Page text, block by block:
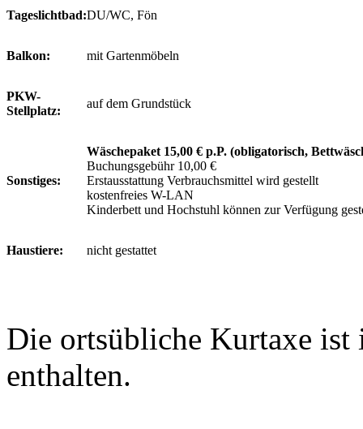
Tageslichtbad:DU/WC, Fön
Balkon: mit Gartenmöbeln
PKW-
Stellplatz:
auf dem Grundstück
Sonstiges:
Wäschepaket 15,00 € p.P. (obligatorisch,
Buchungsgebühr 10,00 €
Erstausstattung Verbrauchsmittel wird gestellt
kostenfreies W-LAN
Kinderbett und Hochstuhl können zur Verfügung
Haustiere: nicht gestattet
Die ortsübliche Kurtaxe ist
enthalten.